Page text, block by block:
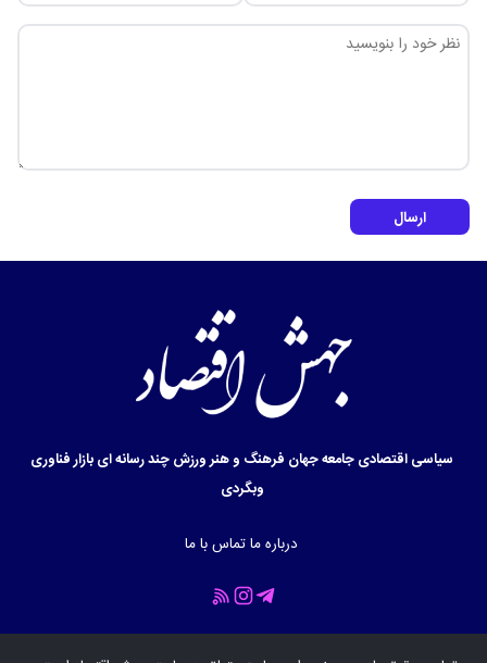
ارسال
سیاسیاقتصادیجامعهجهان فرهنگ و هنرورزشچند رسانه ایبازارفناوری
وبگردی
درباره ماتماس با ما